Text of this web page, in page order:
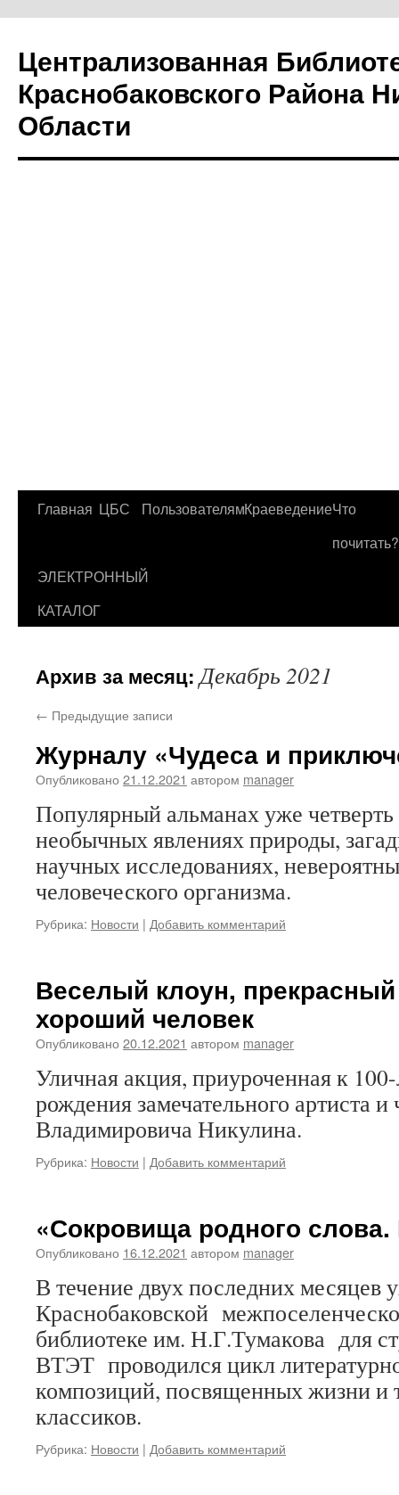
Централизованная
Краснобаковского Района
Области
Перейти
содержимому
Главная ЦБС ПользователямКраеведениеЧто
почитать?
ЭЛЕКТРОННЫЙ
КАТАЛОГ
Архив за месяц:Декабрь 2021
← Предыдущие записи
Журналу «Чудеса и
Опубликовано 21.12.2021 автором manager
Популярный альманах уже четверть
необычных явлениях природы,
научных исследованиях,
человеческого организма.
Рубрика: Новости | Добавить комментарий
Веселый клоун, прекрасный
хороший человек
Опубликовано 20.12.2021 автором manager
Уличная акция, приуроченная к
рождения замечательного артиста
Владимировича Никулина.
Рубрика: Новости | Добавить комментарий
«Сокровища родного слова.
Опубликовано 16.12.2021 автором manager
В течение двух последних месяцев
Краснобаковской
библиотеке им. Н.Г.Тумакова для
ВТЭТ проводился цикл
композиций, посвященных жизни и
классиков.
Рубрика: Новости | Добавить комментарий